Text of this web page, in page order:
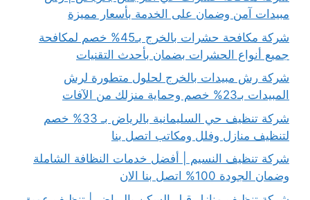
مبيدات آمن وضمان على الخدمة بأسعار مميزة
شركة مكافحة حشرات بالخرج بـ45% خصم لمكافحة
جميع أنواع الحشرات بضمان بأحدث التقنيات
شركة رش مبيدات بالخرج لحلول متطورة لرش
المبيدات بـ23% خصم وحماية منزلك من الآفات
شركة تنظيف حي السليمانية بالرياض بـ 33% خصم
لتنظيف منازل وفلل ومكاتب اتصل بنا
شركة تنظيف النسيم | أفضل خدمات النظافة الشاملة
وضمان الجودة 100% اتصل بنا الان